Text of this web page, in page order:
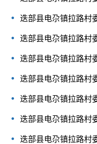
迭部县电尕镇拉路村
迭部县电尕镇拉路村
迭部县电尕镇拉路村
迭部县电尕镇拉路村
迭部县电尕镇拉路村
迭部县电尕镇拉路村
迭部县电尕镇拉路村